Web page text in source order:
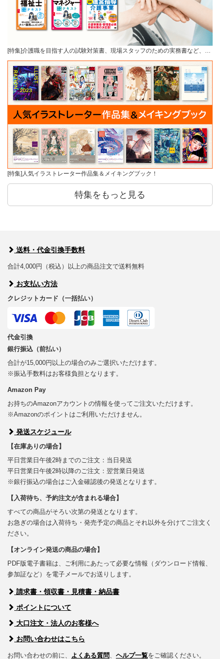
[特集]介護職を目指す人の試験対策書、現場スタッフのための実務書など、…
[特集]人気イラストレーター作品集＆メイキングブック！
特集をもっと見る
送料・代金引換手数料
合計4,000円（税込）以上の商品注文で送料無料
お支払い方法
クレジットカード（一括払い）
代金引換
銀行振込（前払い）
合計が15,000円以上の場合のみご選択いただけます。
※振込手数料はお客様負担となります。
Amazon Pay
お持ちのAmazonアカウントの情報を使ってご注文いただけます。
※Amazonのポイントはご利用いただけません。
発送スケジュール
【在庫ありの場合】
平日営業日午後2時までのご注文：当日発送
平日営業日午後2時以降のご注文：翌営業日発送
※銀行振込の場合はご入金確認後の発送となります。
【入荷待ち、予約注文が含まれる場合】
すべての商品がそろい次第の発送となります。
お急ぎの場合は入荷待ち・発売予定の商品とそれ以外を分けてご注文く
ださい。
【オンライン発送の商品の場合】
PDF版電子書籍は、ご利用にあたって必要な情報（ダウンロード情報、
参加証など）を電子メールでお送りします。
請求書・領収書・見積書・納品書
ポイントについて
大口注文・法人のお客様へ
お問い合わせはこちら
お問い合わせの前に、 よくある質問 ヘルプ一覧をご確認ください。